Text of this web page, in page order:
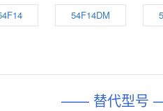
54F14DM
—— 替代型号